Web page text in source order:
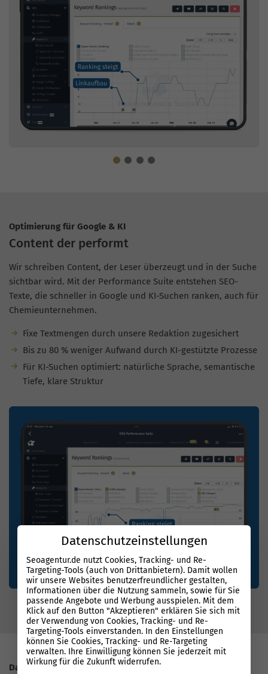
Optimierung für Google & KI
Content der performt
Wir schreiben Content, der Leser überzeugt und in der Suche
sichtbar wird. Mit der Performance Suite entstehen SEO-
Texte, die schneller in Google und KI-Suchen ranken, auch für
Chemieunternehmen.
Fixe Textmengen durch unsere Redaktion zugesichert
Bis zu 80 % weniger Aufwand durch KI-gestützte Prozesse
Für KI-Suchen optimiert: natürliche Sprache, semantische
Tiefe, klare Struktur
Datenbasierter Erfolg mit System
Datenschutzeinstellungen
Seoagentur.de nutzt Cookies, Tracking- und Re-
Targeting-Tools (auch von Drittanbietern). Damit wollen
wir unsere Websites benutzerfreundlicher gestalten,
Informationen über die Nutzung sammeln, sowie für Sie
passende Angebote und Werbung ausspielen. Mit dem
Klick auf den Button "Akzeptieren" erklären Sie sich mit
der Verwendung von Cookies, Tracking- und Re-
Targeting-Tools einverstanden. In den Einstellungen
können Sie Cookies, Tracking- und Re-Targeting
verwalten. Ihre Einwilligung können Sie jederzeit mit
Wirkung für die Zukunft widerrufen.